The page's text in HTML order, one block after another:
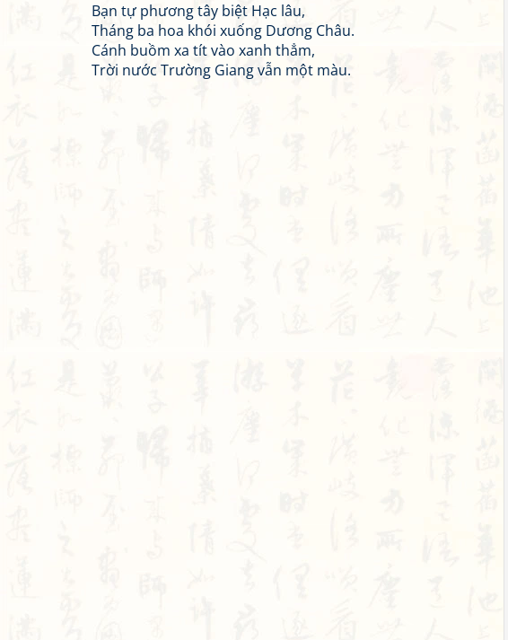
Bạn tự phương tây biệt Hạc lâu,
Tháng ba hoa khói xuống Dương Châu.
Cánh buồm xa tít vào xanh thẳm,
Trời nước Trường Giang vẫn một màu.